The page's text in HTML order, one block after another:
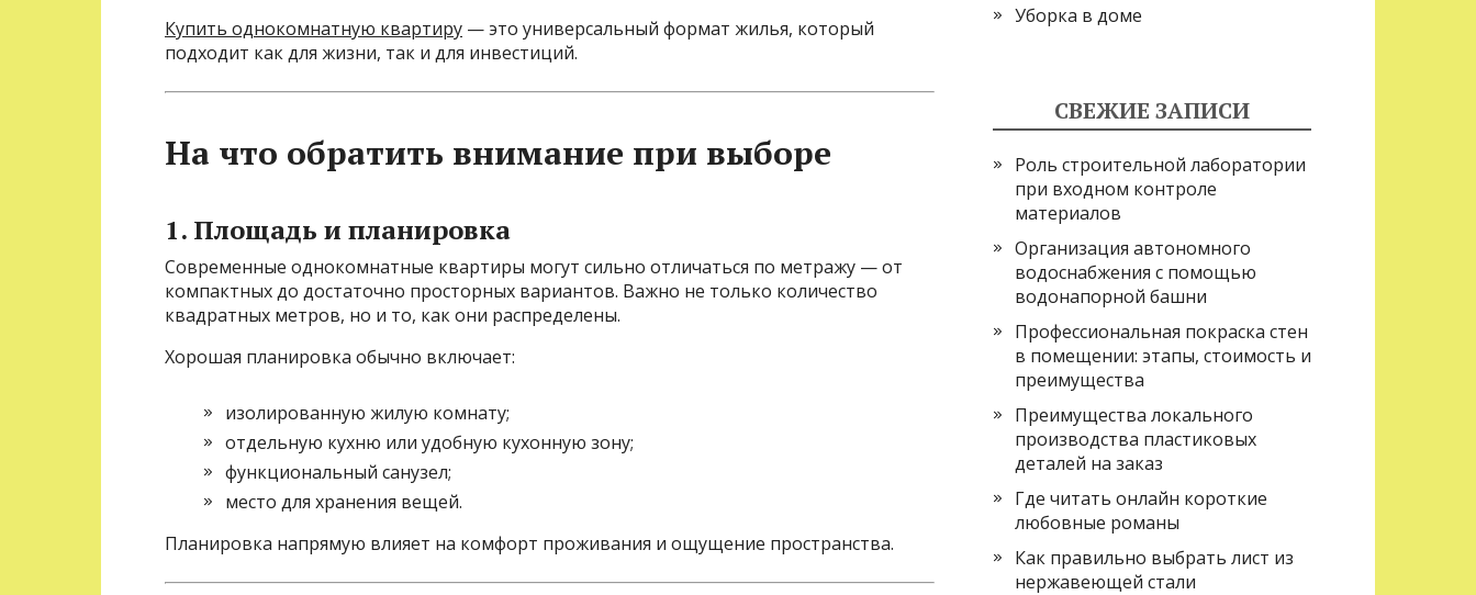
Купить однокомнатную квартиру — это универсальный формат жилья, который
подходит как для жизни, так и для инвестиций.
На что обратить внимание при выборе
1. Площадь и планировка
Современные однокомнатные квартиры могут сильно отличаться по метражу — от
компактных до достаточно просторных вариантов. Важно не только количество
квадратных метров, но и то, как они распределены.
Хорошая планировка обычно включает:
изолированную жилую комнату;
отдельную кухню или удобную кухонную зону;
функциональный санузел;
место для хранения вещей.
Планировка напрямую влияет на комфорт проживания и ощущение пространства.
Уборка в доме
СВЕЖИЕ ЗАПИСИ
Роль строительной лаборатории
при входном контроле
материалов
Организация автономного
водоснабжения с помощью
водонапорной башни
Профессиональная покраска стен
в помещении: этапы, стоимость и
преимущества
Преимущества локального
производства пластиковых
деталей на заказ
Где читать онлайн короткие
любовные романы
Как правильно выбрать лист из
нержавеющей стали